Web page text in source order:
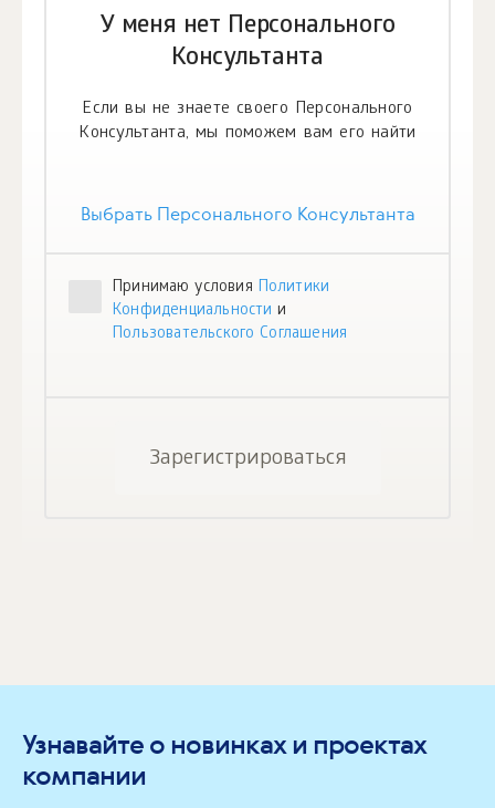
У меня нет Персонального
Консультанта
Если вы не знаете своего Персонального
Консультанта, мы поможем вам его найти
Выбрать Персонального Консультанта
Принимаю условия Политики
Конфиденциальности и
Пользовательского Соглашения
Зарегистрироваться
Узнавайте о новинках и проектах
компании